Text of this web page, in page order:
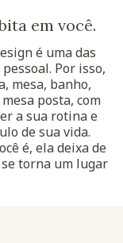
em você.
é uma das
Por isso,
mesa, banho,
posta, com
a sua rotina e
de sua vida.
é, ela deixa de
torna um lugar